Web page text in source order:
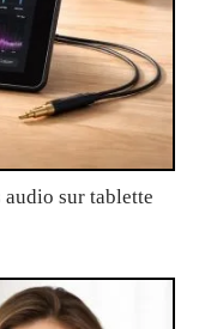
sur tablette